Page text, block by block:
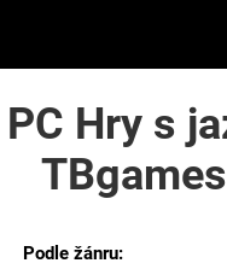
b
PC Hry s
Podle žánru: